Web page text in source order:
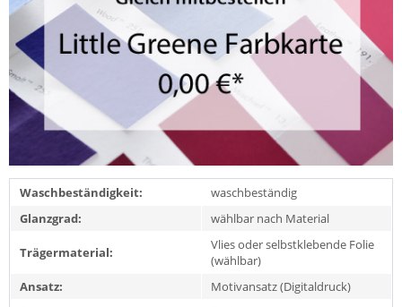
Waschbeständigkeit:
waschbeständig
Glanzgrad:
wählbar nach Material
Trägermaterial:
Vlies oder selbstklebende Folie
(wählbar)
Ansatz:
Motivansatz (Digitaldruck)